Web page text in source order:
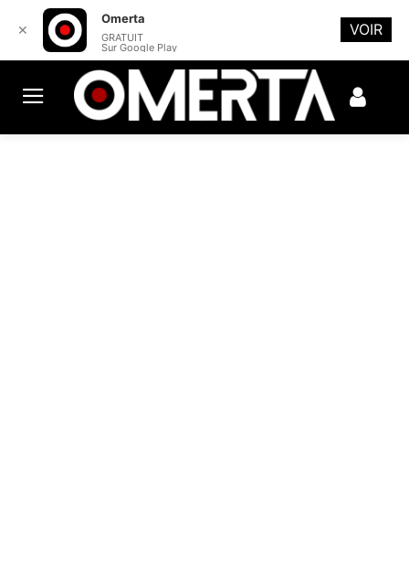
✕
Omerta
GRATUIT
Sur Google Play
VOIR